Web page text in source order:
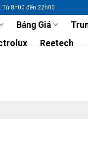
8h00 đến 22h00
Bảng Giá
Reetech